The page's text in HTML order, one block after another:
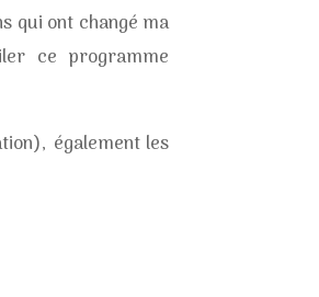
qui ont changé ma
ce programme
également les